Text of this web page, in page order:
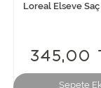
Sepete
Loreal Elseve
345,00